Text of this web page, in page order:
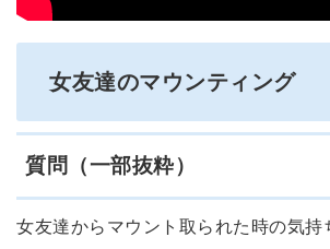
女友達のマウンティング
質問（一部抜粋）
女友達からマウント取られた時の気持